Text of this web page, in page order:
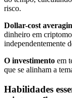
risco.
Dollar-cost
dinheiro em
independentemente
O investimento em
que se alinham a
Habilidades